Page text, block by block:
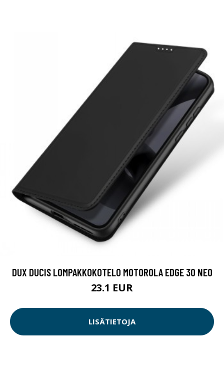
DUX DUCIS LOMPAKKOKOTELO MOTOROLA EDGE 30 NEO
23.1 EUR
LISÄTIETOJA